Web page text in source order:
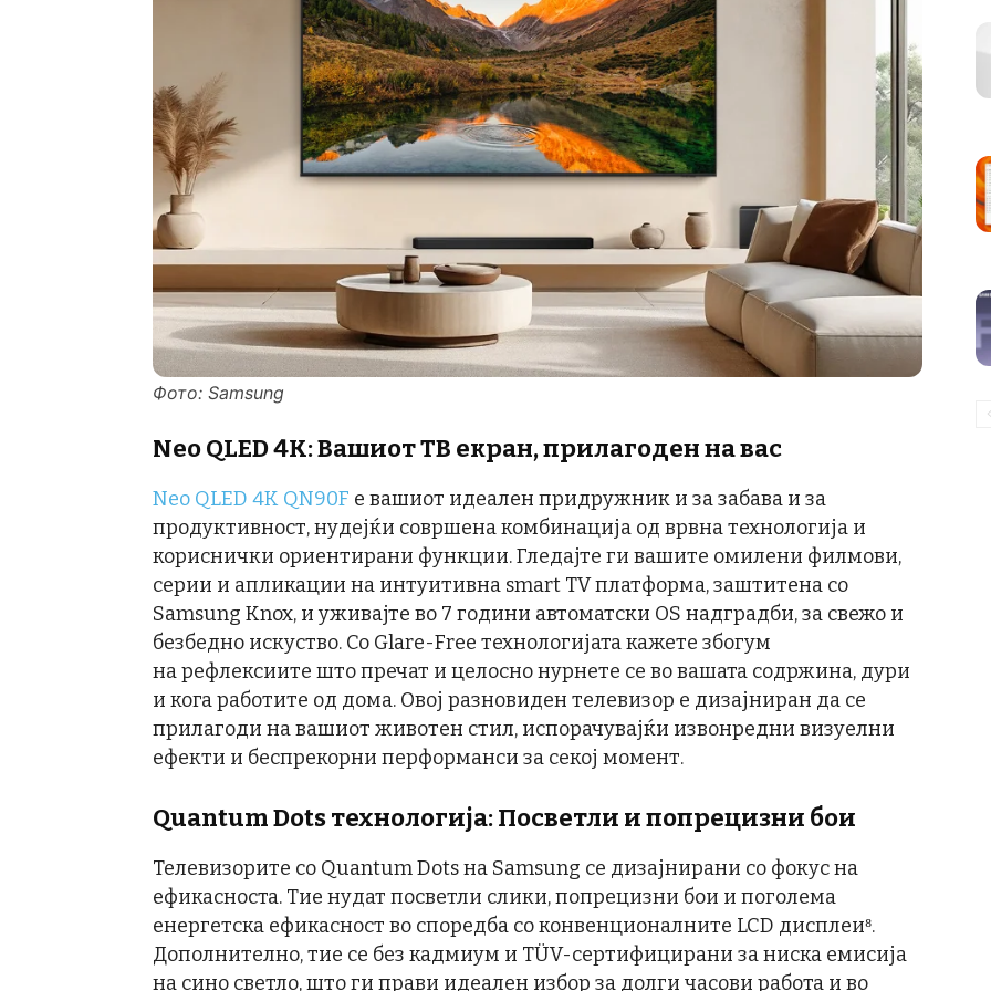
Фото: Samsung
Neo QLED 4K: Вашиот ТВ екран, прилагоден на вас
Neo QLED 4K QN90F е вашиот идеален придружник и за забава и за
продуктивност, нудејќи совршена комбинација од врвна технологија и
кориснички ориентирани функции. Гледајте ги вашите омилени филмови,
серии и апликации на интуитивна smart TV платформа, заштитена со
Samsung Knox, и уживајте во 7 години автоматски OS надградби, за свежо и
безбедно искуство. Со Glare-Free технологијата кажете збогум
на рефлексиите што пречат и целосно нурнете се во вашата содржина, дури
и кога работите од дома. Овој разновиден телевизор е дизајниран да се
прилагоди на вашиот животен стил, испорачувајќи извонредни визуелни
ефекти и беспрекорни перформанси за секој момент.
Quantum Dots технологија: Посветли и попрецизни бои
Телевизорите со Quantum Dots на Samsung се дизајнирани со фокус на
ефикасноста. Тие нудат посветли слики, попрецизни бои и поголема
енергетска ефикасност во споредба со конвенционалните LCD дисплеи⁸.
Дополнително, тие се без кадмиум и TÜV-сертифицирани за ниска емисија
на сино светло, што ги прави идеален избор за долги часови работа и во